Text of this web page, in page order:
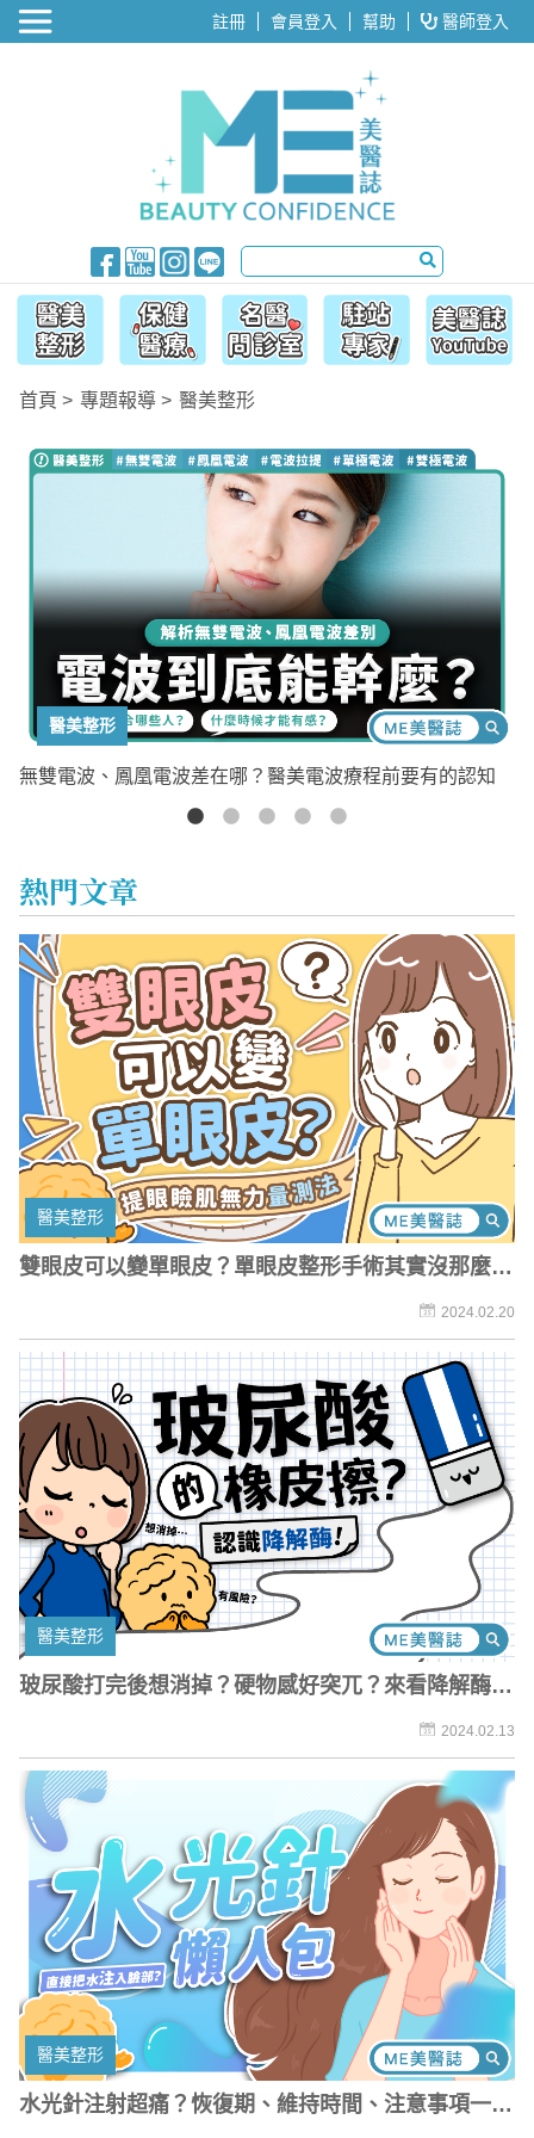
醫美整形 註冊 會員登入 幫助 醫師登入
首頁 專題報導 醫美整形
醫美整形
無雙電波、鳳凰電波差在哪？醫美電波療程前要有的認知
熱門文章
醫美整形
雙眼皮可以變單眼皮？單眼皮整形手術其實沒那麼簡
2024.02.20
醫美整形
玻尿酸打完後想消掉？硬物感好突兀？來看降解酶怎
2024.02.13
醫美整形
水光針注射超痛？恢復期、維持時間、注意事項一次